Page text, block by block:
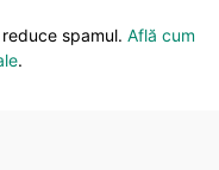
spamul. Află cum
.